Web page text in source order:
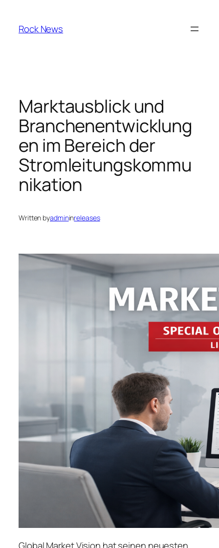
content
Rock News
Marktausblick und
Branchenentwicklung
en im Bereich der
Stromleitungskommu
nikation
Written byadmininreleases